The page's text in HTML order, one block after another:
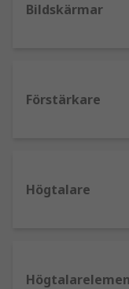
Bildskärmar
Förstärkare
Högtalare